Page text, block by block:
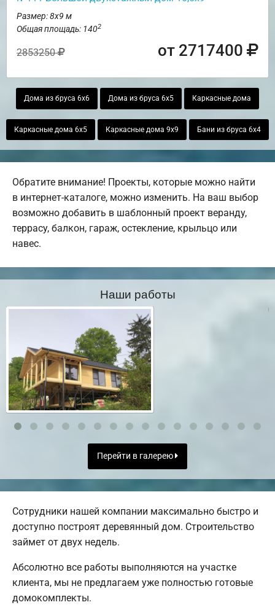
Размер: 8х9 м
Общая площадь: 1402
2853250 от 2717400
Дома из бруса 6х6 Дома из бруса 6х5 Каркасные дома
Каркасные дома 6х5 Каркасные дома 9х9 Бани из бруса 6х4
Обратите внимание! Проекты, которые можно найти
в интернет-каталоге, можно изменить. На ваш выбор
возможно добавить в шаблонный проект веранду,
террасу, балкон, гараж, остекление, крыльцо или
навес.
Наши работы
Перейти в галерею
Сотрудники нашей компании максимально быстро и
доступно построят деревянный дом. Строительство
займет от двух недель.
Абсолютно все работы выполняются на участке
клиента, мы не предлагаем уже полностью готовые
домокомплекты.